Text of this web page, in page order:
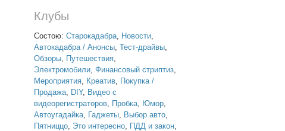
Клубы
Состою: Старокадабра, Новости,
Автокадабра / Анонсы, Тест-драйвы,
Обзоры, Путешествия,
Электромобили, Финансовый стриптиз,
Мероприятия, Креатив, Покупка /
Продажа, DIY, Видео с
видеорегистраторов, Пробка, Юмор,
Автоугадайка, Гаджеты, Выбор авто,
Пятниццо, Это интересно, ПДД и закон,